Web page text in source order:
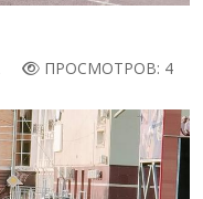
ПРОСМОТРОВ: 4